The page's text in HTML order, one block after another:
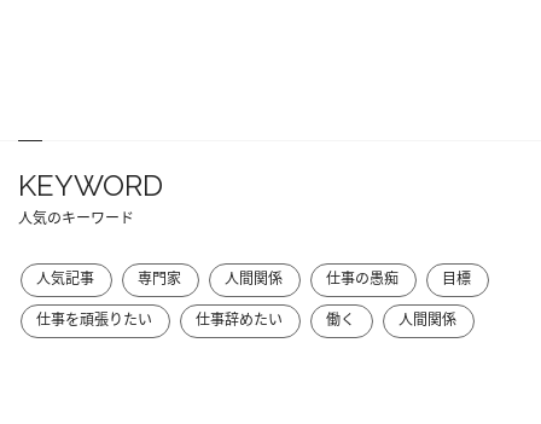
KEYWORD
人気のキーワード
人気記事 専門家 人間関係 仕事の愚痴
目標
仕事を頑張りたい
仕事辞めたい 働く 人間関係